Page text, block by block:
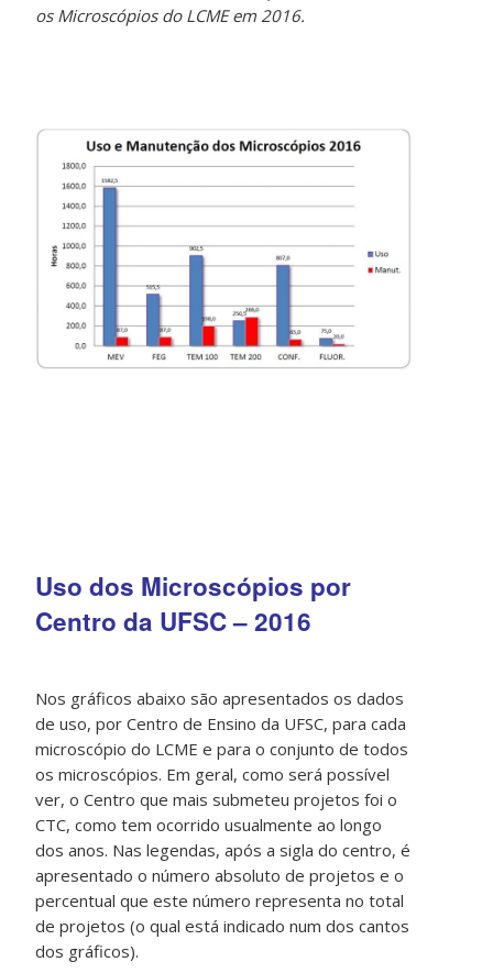
os Microscópios do LCME em 2016.
Uso dos Microscópios por
Centro da UFSC – 2016
Nos gráficos abaixo são apresentados os dados
de uso, por Centro de Ensino da UFSC, para cada
microscópio do LCME e para o conjunto de todos
os microscópios. Em geral, como será possível
ver, o Centro que mais submeteu projetos foi o
CTC, como tem ocorrido usualmente ao longo
dos anos. Nas legendas, após a sigla do centro, é
apresentado o número absoluto de projetos e o
percentual que este número representa no total
de projetos (o qual está indicado num dos cantos
dos gráficos).